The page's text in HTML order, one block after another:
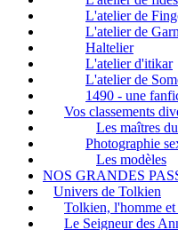
L'atelier de
L'atelier de
Haltelier
L'atelier d'itikar
L'atelier de
1490 - une
Vos classements
Les maîtres
Photographie
Les modèles
NOS GRANDES
Univers de Tolkien
Tolkien, l'homme et
Le Seigneur des